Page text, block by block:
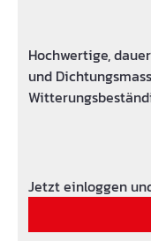
Hochwertige,
und Dichtungsmasse -
Jetzt einloggen